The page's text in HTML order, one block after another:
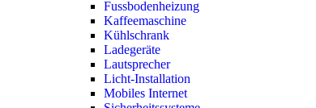
Fussbodenheizung
Kaffeemaschine
Kühlschrank
Ladegeräte
Lautsprecher
Licht-Installation
Mobiles Internet